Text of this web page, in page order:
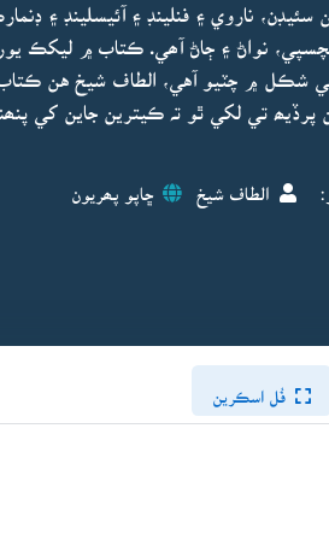
ناروي ۽ فنلينڊ ۽ آئيسلينڊ ۽
نواڻ ۽ ڄاڻ آھي. ڪتاب ۾ ليکڪ
شڪل ۾ چٽيو آهي، الطاف شيخ هن ڪتاب
تي لکي ٿو تہ ڪيترين جاين کي
الطاف شيخ ڇاپو پھريون
فُل اسڪرين